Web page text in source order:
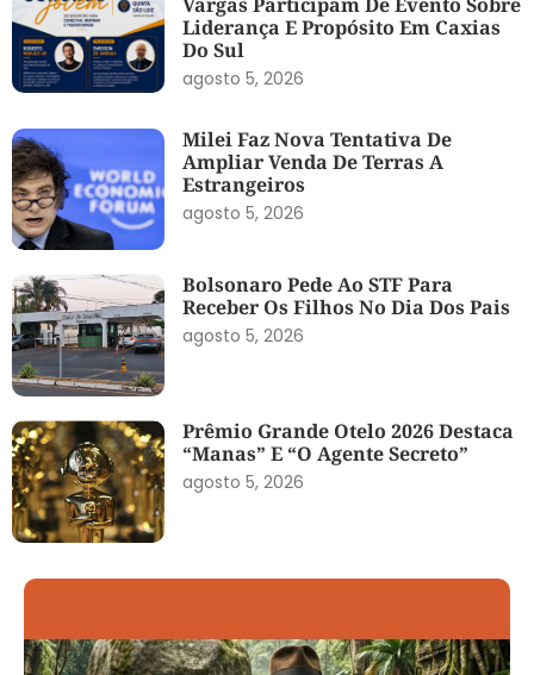
Liderança E Propósito Em Caxias
Do Sul
agosto 5, 2026
Milei Faz Nova Tentativa De
Ampliar Venda De Terras A
Estrangeiros
agosto 5, 2026
Bolsonaro Pede Ao STF Para
Receber Os Filhos No Dia Dos Pais
agosto 5, 2026
Prêmio Grande Otelo 2026 Destaca
“Manas” E “O Agente Secreto”
agosto 5, 2026